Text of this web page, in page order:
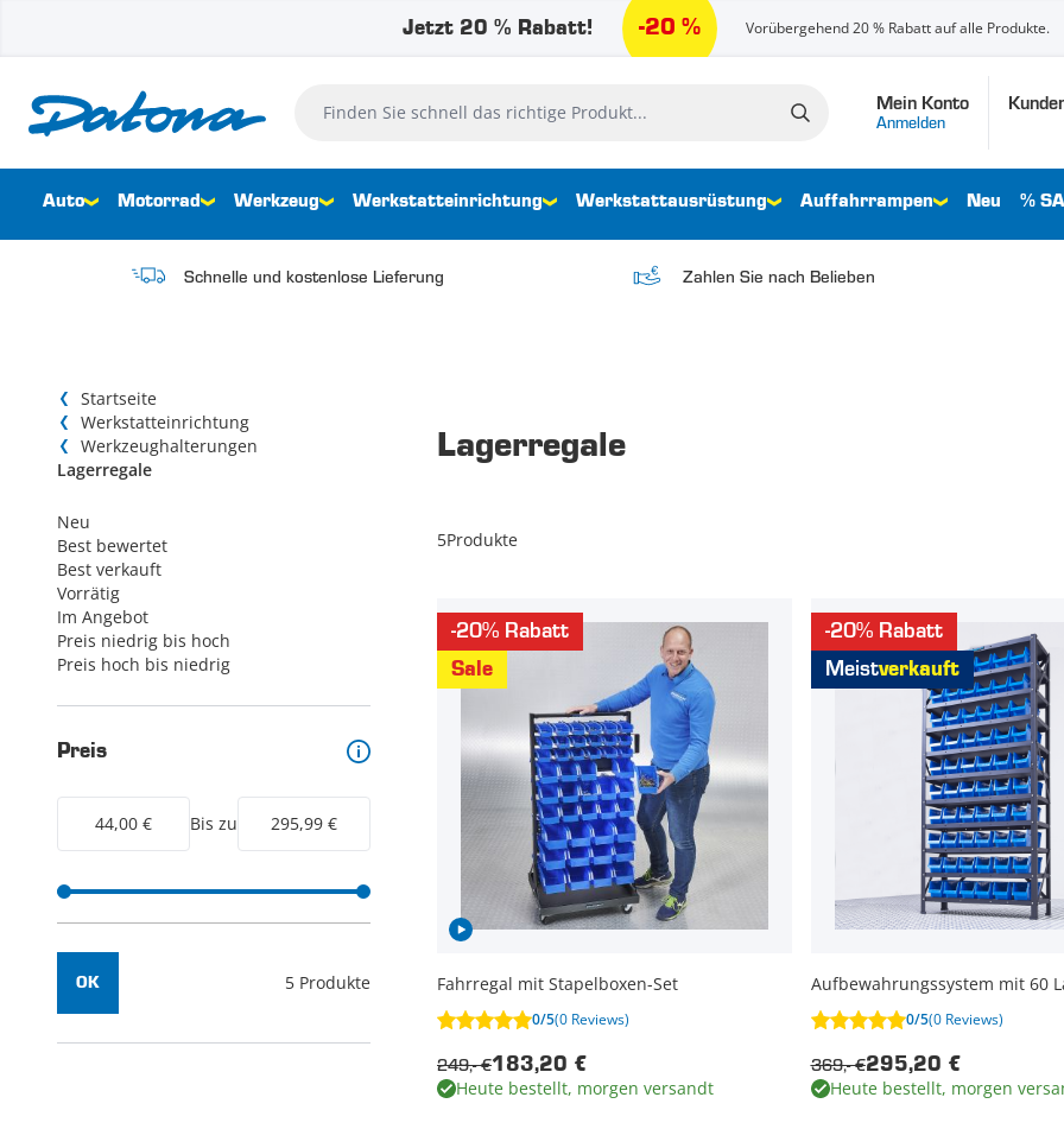
Jetzt 20 % Rabatt! -20 % Vorübergehend 20 % Rabatt auf alle Produkte.
Mein Konto
Anmelden
Finden Sie schnell das richtige Produkt...
Auto Motorrad Werkzeug Werkstatteinrichtung Werkstattausrüstung Auffahrrampen Neu %
Schnelle und kostenlose Lieferung Zahlen Sie nach Belieben
Startseite
Werkstatteinrichtung
Werkzeughalterungen
Lagerregale
Neu
Best bewertet
Best verkauft
Vorrätig
Im Angebot
Preis niedrig bis hoch
Preis hoch bis niedrig
Preis
44,00 € Bis zu 295,99 €
5 Produkte
OK
Lagerregale
5Produkte
-20% Rabatt
Sale
Fahrregal mit Stapelboxen-Set
0/5(0 Reviews)
183,20 €
249,- €
Heute bestellt, morgen versandt
-20% Rabatt
Meistverkauft
Aufbewahrungssystem mit 60
0/5(0 Reviews)
295,20 €
369,- €
Heute bestellt, morgen